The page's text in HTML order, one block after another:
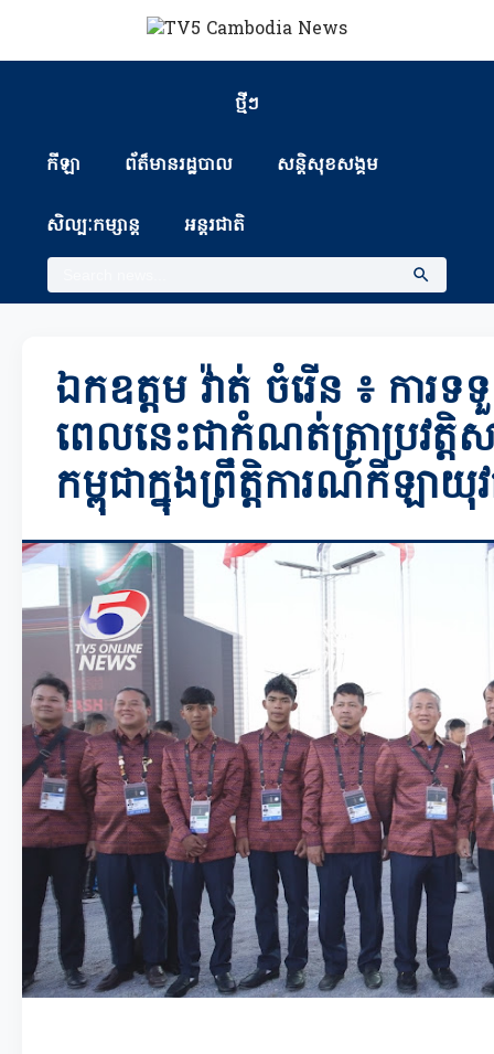
ថ្មីៗ
កីឡា ព័ត៏មានរដ្ឋបាល សន្តិសុខសង្គម
សិល្បៈកម្សាន្ត អន្តរជាតិ
ឯកឧត្តម វ៉ាត់ ចំរើន ៖ ការ
ពេលនេះជាកំណត់ត្រាប្រវត្តិស
កម្ពុជាក្នុងព្រឹត្តិការណ៍កីឡា